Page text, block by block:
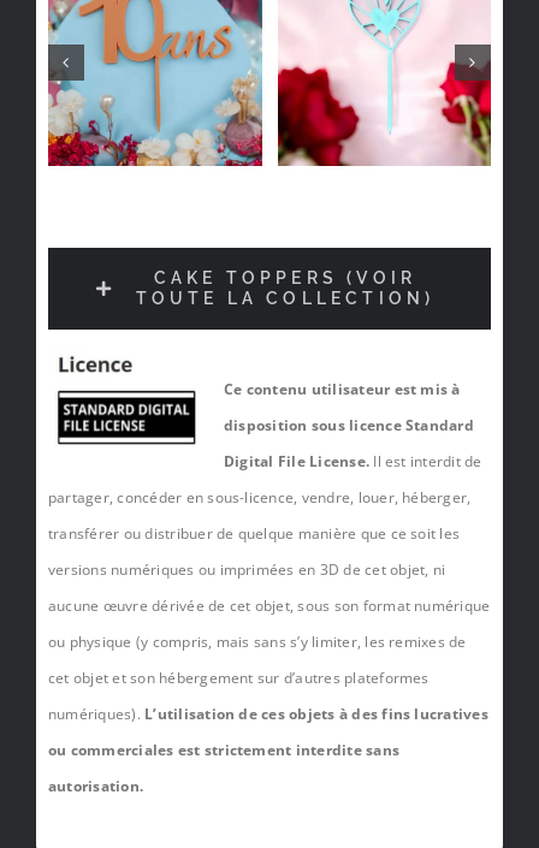
CAKE TOPPERS (VOIR
TOUTE LA COLLECTION)
Ce contenu utilisateur est mis à
disposition sous licence Standard
Digital File License. Il est interdit de
partager, concéder en sous-licence, vendre, louer, héberger,
transférer ou distribuer de quelque manière que ce soit les
versions numériques ou imprimées en 3D de cet objet, ni
aucune œuvre dérivée de cet objet, sous son format numérique
ou physique (y compris, mais sans s’y limiter, les remixes de
cet objet et son hébergement sur d’autres plateformes
numériques). L’utilisation de ces objets à des fins lucratives
ou commerciales est strictement interdite sans
autorisation.